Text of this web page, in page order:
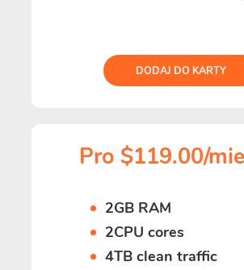
DODAJ DO KARTY
Pro $119.00/
2GB RAM
2CPU cores
4TB clean traffic